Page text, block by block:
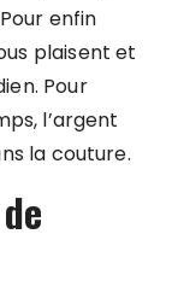
enfin
plaisent et
Pour
l’argent
la couture.